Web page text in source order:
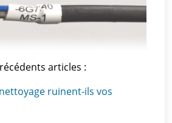
articles :
ruinent-ils vos